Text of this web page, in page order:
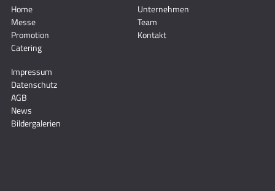
Home
Messe
Promotion
Catering
Unternehmen
Team
Kontakt
Impressum
Datenschutz
AGB
News
Bildergalerien